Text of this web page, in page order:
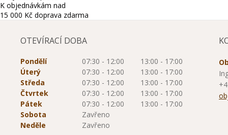
K objednávkám nad
15 000 Kč doprava zdarma
OTEVÍRACÍ DOBA
Pondělí 07:30 - 12:00
13:00 - 17:00
Úterý
07:30 - 12:00
13:00 - 17:00
Středa
07:30 - 12:00
13:00 - 17:00
Čtvrtek
07:30 - 12:00
13:00 - 17:00
Pátek
07:30 - 12:00
13:00 - 17:00
Sobota
Zavřeno
Neděle
Zavřeno